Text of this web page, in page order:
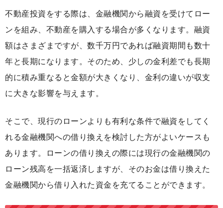
不動産投資をする際は、金融機関から融資を受けてロー
ンを組み、不動産を購入する場合が多くなります。融資
額はさまざまですが、数千万円であれば融資期間も数十
年と長期になります。そのため、少しの金利差でも長期
的に積み重なると金額が大きくなり、金利の違いが収支
に大きな影響を与えます。
そこで、現行のローンよりも有利な条件で融資をしてく
れる金融機関への借り換えを検討した方がよいケースも
あります。ローンの借り換えの際には現行の金融機関の
ローン残高を一括返済しますが、そのお金は借り換えた
金融機関から借り入れた資金を充てることができます。